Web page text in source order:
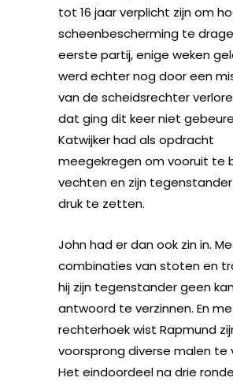
tot 16 jaar verplicht zijn om
scheenbescherming te
eerste partij, enige weken
werd echter nog door een
van de scheidsrechter
dat ging dit keer niet
Katwijker had als opdracht
meegekregen om vooruit te
vechten en zijn
druk te zetten.
John had er dan ook zin in.
combinaties van stoten en
hij zijn tegenstander geen
antwoord te verzinnen. En
rechterhoek wist Rapmund
voorsprong diverse malen te
Het eindoordeel na drie